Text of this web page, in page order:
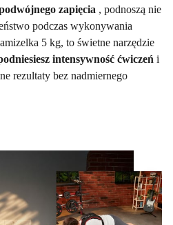
zapięcia , podnoszą nie
podczas wykonywania
5 kg, to świetne narzędzie
intensywność ćwiczeń i
rezultaty bez nadmiernego